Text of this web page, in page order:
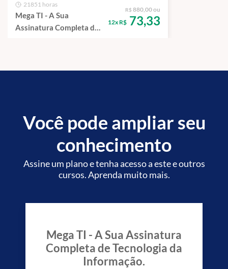
21851 horas
Mega TI - A Sua
Assinatura Completa de
R$ 880,00 ou
12x R$ 73,33
Você pode ampliar seu
conhecimento
Assine um plano e tenha acesso a este e outros
cursos. Aprenda muito mais.
Mega TI - A Sua Assinatura
Completa de Tecnologia da
Informação.